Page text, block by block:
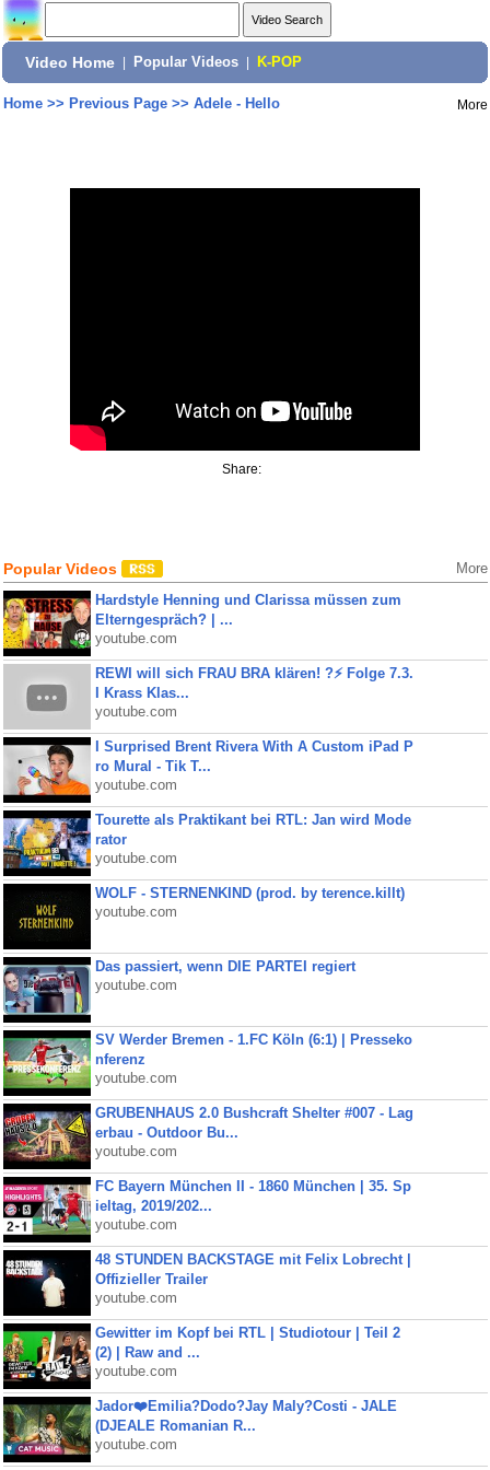
Video Home Popular Videos K-POP
Home>> Previous Page>> Adele - Hello More
Share:
Popular Videos More
Hardstyle Henning und Clarissa müssen zum
Elterngespräch? | ...
youtube.com
REWI will sich FRAU BRA klären! ?⚡️ Folge 7.3.
I Krass Klas...
youtube.com
I Surprised Brent Rivera With A Custom iPad P
ro Mural - Tik T...
youtube.com
Tourette als Praktikant bei RTL: Jan wird Mode
rator
youtube.com
WOLF - STERNENKIND (prod. by terence.killt)
youtube.com
Das passiert, wenn DIE PARTEI regiert
youtube.com
SV Werder Bremen - 1.FC Köln (6:1) | Presseko
nferenz
youtube.com
GRUBENHAUS 2.0 Bushcraft Shelter #007 - Lag
erbau - Outdoor Bu...
youtube.com
FC Bayern München II - 1860 München | 35. Sp
ieltag, 2019/202...
youtube.com
48 STUNDEN BACKSTAGE mit Felix Lobrecht |
Offizieller Trailer
youtube.com
Gewitter im Kopf bei RTL | Studiotour | Teil 2
(2) | Raw and ...
youtube.com
Jador❤️Emilia?Dodo?Jay Maly?Costi - JALE
(DJEALE Romanian R...
youtube.com